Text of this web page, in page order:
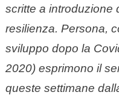
scritte a introduzione
resilienza. Persona,
sviluppo dopo la
2020) esprimono il
queste settimane